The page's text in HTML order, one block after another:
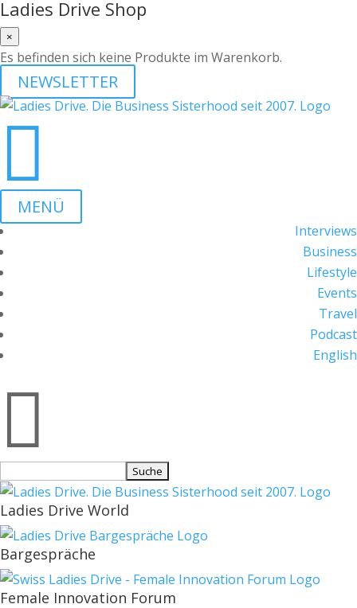
Ladies Drive Shop
×
Es befinden sich keine Produkte im Warenkorb.
NEWSLETTER

MENÜ
Interviews
Business
Lifestyle
Events
Travel
Podcast
English

nach:
Ladies Drive World
Bargespräche
Female Innovation Forum